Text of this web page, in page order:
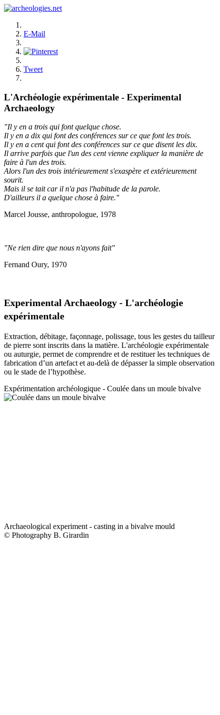
E-Mail
Tweet
L'Archéologie expérimentale - Experimental
Archaeology
"Il y en a trois qui font quelque chose.
Il y en a dix qui font des conférences sur ce que font les trois.
Il y en a cent qui font des conférences sur ce que disent les dix.
Il arrive parfois que l'un des cent vienne expliquer la manière de
faire à l'un des trois.
Alors l'un des trois intérieurement s'exaspère et extérieurement
sourit.
Mais il se tait car il n'a pas l'habitude de la parole.
D'ailleurs il a quelque chose à faire."
Marcel Jousse, anthropologue, 1978
"Ne rien dire que nous n'ayons fait"
Fernand Oury, 1970
Experimental Archaeology - L'archéologie
expérimentale
Extraction, débitage, façonnage, polissage, tous les gestes du tailleur
de pierre sont inscrits dans la matière. L'archéologie expérimentale
ou auturgie, permet de comprendre et de restituer les techniques de
fabrication d’un artefact et au-delà de dépasser la simple observation
ou le stade de l’hypothèse.
Expérimentation archéologique - Coulée dans un moule bivalve
Archaeological experiment - casting in a bivalve mould
© Photography B. Girardin